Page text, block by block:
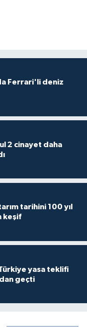
Ferrari'li deniz
2 cinayet daha
tarihini 100 yıl
keşif
yasa teklifi
geçti